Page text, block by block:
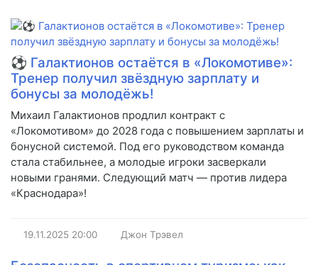
⚽ Галактионов остаётся в «Локомотиве»:
Тренер получил звёздную зарплату и
бонусы за молодёжь!
Михаил Галактионов продлил контракт с
«Локомотивом» до 2028 года с повышением зарплаты и
бонусной системой. Под его руководством команда
стала стабильнее, а молодые игроки засверкали
новыми гранями. Следующий матч — против лидера
«Краснодара»!
19.11.2025 20:00 Джон Трэвел